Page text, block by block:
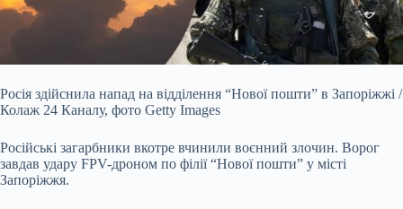
Росія здійснила напад на відділення “Нової пошти” в Запоріжжі /
Колаж 24 Каналу, фото Getty Images
Російські загарбники вкотре вчинили воєнний злочин. Ворог
завдав удару FPV-дроном по філії “Нової пошти” у місті
Запоріжжя.